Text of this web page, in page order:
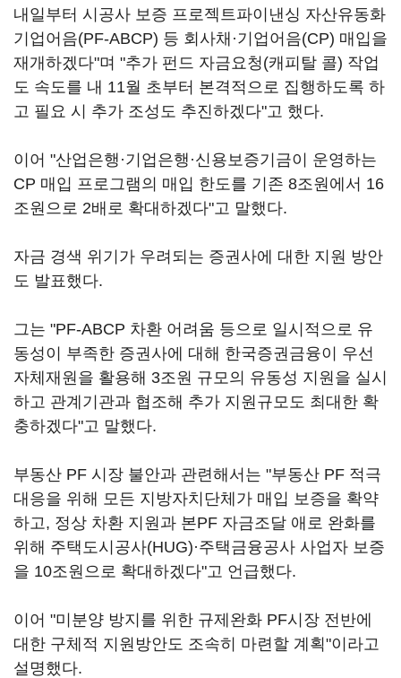
내일부터 시공사 보증 프로젝트파이낸싱 자산유동화
기업어음(PF-ABCP) 등 회사채·기업어음(CP) 매입을
재개하겠다"며 "추가 펀드 자금요청(캐피탈 콜) 작업
도 속도를 내 11월 초부터 본격적으로 집행하도록 하
고 필요 시 추가 조성도 추진하겠다"고 했다.
이어 "산업은행·기업은행·신용보증기금이 운영하는
CP 매입 프로그램의 매입 한도를 기존 8조원에서 16
조원으로 2배로 확대하겠다"고 말했다.
자금 경색 위기가 우려되는 증권사에 대한 지원 방안
도 발표했다.
그는 "PF-ABCP 차환 어려움 등으로 일시적으로 유
동성이 부족한 증권사에 대해 한국증권금융이 우선
자체재원을 활용해 3조원 규모의 유동성 지원을 실시
하고 관계기관과 협조해 추가 지원규모도 최대한 확
충하겠다"고 말했다.
부동산 PF 시장 불안과 관련해서는 "부동산 PF 적극
대응을 위해 모든 지방자치단체가 매입 보증을 확약
하고, 정상 차환 지원과 본PF 자금조달 애로 완화를
위해 주택도시공사(HUG)·주택금융공사 사업자 보증
을 10조원으로 확대하겠다"고 언급했다.
이어 "미분양 방지를 위한 규제완화 PF시장 전반에
대한 구체적 지원방안도 조속히 마련할 계획"이라고
설명했다.